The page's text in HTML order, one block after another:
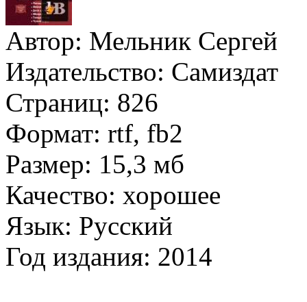
Автор: Мельник Сергей
Издательство: Самиздат
Страниц: 826
Формат: rtf, fb2
Размер: 15,3 мб
Качество: хорошее
Язык: Русский
Год издания: 2014